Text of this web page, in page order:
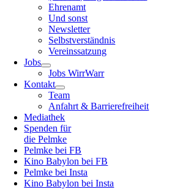
Ehrenamt
Und sonst
Newsletter
Selbstverständnis
Vereinssatzung
Jobs
Jobs WirrWarr
Kontakt
Team
Anfahrt & Barrierefreiheit
Mediathek
Spenden für
die Pelmke
Pelmke bei FB
Kino Babylon bei FB
Pelmke bei Insta
Kino Babylon bei Insta